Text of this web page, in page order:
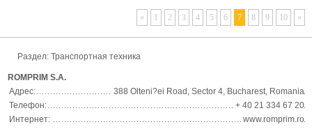
« 1 2 3 4 5 6 7 8 9 10 »
Раздел: Транспортная техника
ROMPRIM S.A.
Адрес:
388 Olteni?ei Road, Sector 4, Bucharest, Romania
Телефон:
+ 40 21 334 67 20
Интернет:
www.romprim.ro